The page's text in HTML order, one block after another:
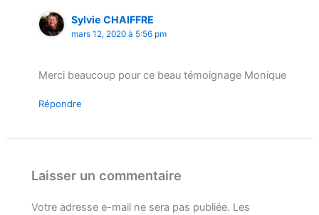
Sylvie CHAIFFRE
mars 12, 2020 à 5:56 pm
Merci beaucoup pour ce beau témoignage Monique
Répondre
Laisser un commentaire
Votre adresse e-mail ne sera pas publiée. Les